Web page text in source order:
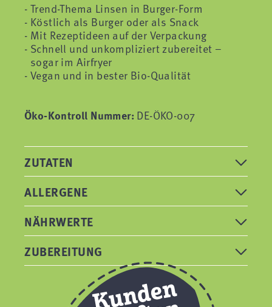
Trend-Thema Linsen in Burger-Form
Köstlich als Burger oder als Snack
Mit Rezeptideen auf der Verpackung
Schnell und unkompliziert zubereitet –
sogar im Airfryer
Vegan und in bester Bio-Qualität
Öko-Kontroll Nummer: DE-ÖKO-007
ZUTATEN
ALLERGENE
NÄHRWERTE
ZUBEREITUNG